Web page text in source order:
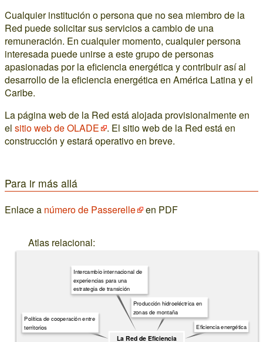
Cualquier institución o persona que no sea miembro de la
Red puede solicitar sus servicios a cambio de una
remuneración. En cualquier momento, cualquier persona
interesada puede unirse a este grupo de personas
apasionadas por la eficiencia energética y contribuir así al
desarrollo de la eficiencia energética en América Latina y el
Caribe.
La página web de la Red está alojada provisionalmente en
el sitio web de OLADE
. El sitio web de la Red está en
construcción y estará operativo en breve.
Para ir más allá
Enlace a número de Passerelle en PDF
Atlas relacional:
La Red de Eficiencia
Eficiencia energética
Producción hidroeléctrica en
zonas de montaña
Intercambio internacional de
experiencias para una
estrategia de transición
Política de cooperación entre
territorios